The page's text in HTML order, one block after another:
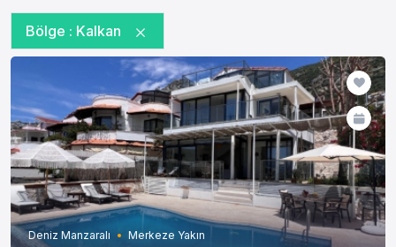
Bölge : Kalkan
Deniz Manzaralı Merkeze Yakın